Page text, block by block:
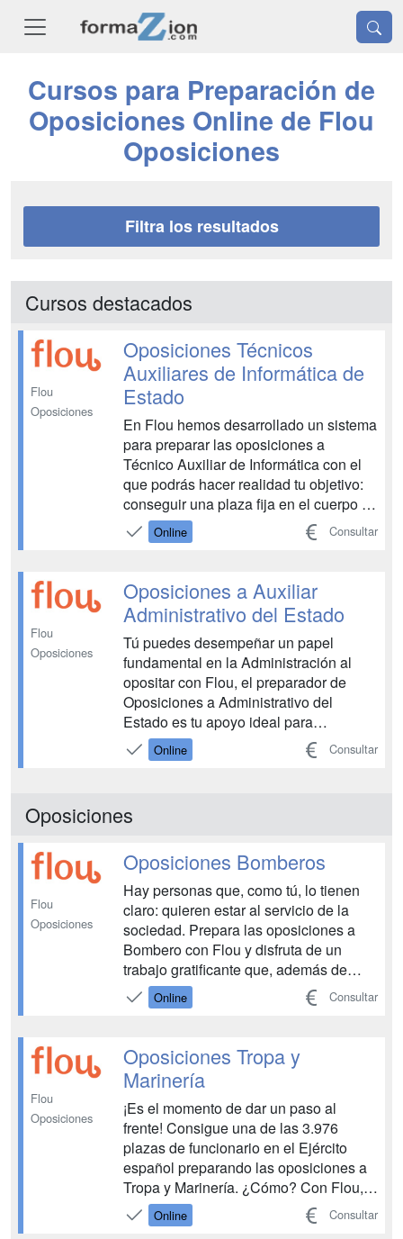
Cursos para Preparación de
Oposiciones Online de Flou
Oposiciones
Filtra los resultados
Cursos destacados
Flou
Oposiciones
Oposiciones Técnicos
Auxiliares de Informática de
Estado
En Flou hemos desarrollado un sistema
para preparar las oposiciones a
Técnico Auxiliar de Informática con el
que podrás hacer realidad tu objetivo:
conseguir una plaza fija en el cuerpo de
informáticos del Estado, y disfrutar de
todas las ventajas laborales y salariales
Online Consultar
Flou
Oposiciones
Oposiciones a Auxiliar
Administrativo del Estado
Tú puedes desempeñar un papel
fundamental en la Administración al
opositar con Flou, el preparador de
Oposiciones a Administrativo del
Estado es tu apoyo ideal para
conseguir el puesto de tu vida y
olvidarte de preocupaciones. Si quieres
academia especializada en la que r...
Online Consultar
Oposiciones
Flou
Oposiciones
Oposiciones Bomberos
Hay personas que, como tú, lo tienen
claro: quieren estar al servicio de la
sociedad. Prepara las oposiciones a
Bombero con Flou y disfruta de un
trabajo gratificante que, además de
ofrecerte variedad y dinamismo en tus
funciones, será de por vida. ¿A qué
Online Consultar
Flou
Oposiciones
Oposiciones Tropa y
Marinería
¡Es el momento de dar un paso al
frente! Consigue una de las 3.976
plazas de funcionario en el Ejército
español preparando las oposiciones a
Tropa y Marinería. ¿Cómo? Con Flou,
de la mano de expertos en oposiciones
y con un plan diseñado para ti....
Online Consultar